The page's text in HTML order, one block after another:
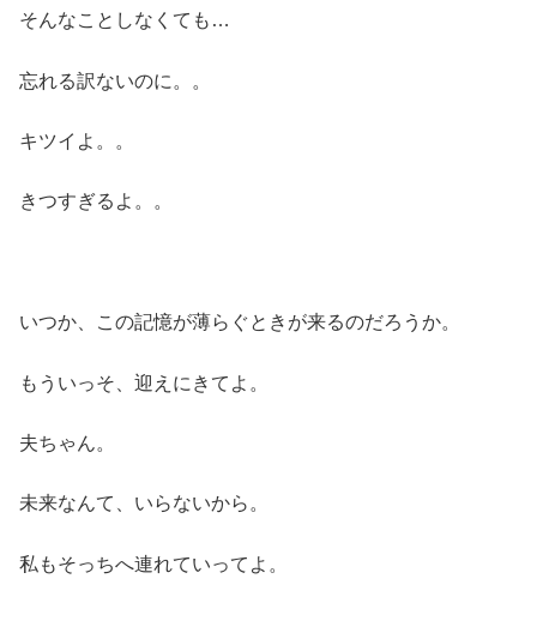
そんなことしなくても…
忘れる訳ないのに。。
キツイよ。。
きつすぎるよ。。
いつか、この記憶が薄らぐときが来るのだろうか。
もういっそ、迎えにきてよ。
夫ちゃん。
未来なんて、いらないから。
私もそっちへ連れていってよ。